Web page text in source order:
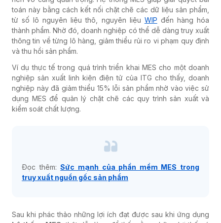
toán này bằng cách kết nối chặt chẽ các dữ liệu sản phẩm,
từ số lô nguyên liệu thô, nguyên liệu WIP đến hàng hóa
thành phẩm. Nhờ đó, doanh nghiệp có thể dễ dàng truy xuất
thông tin về từng lô hàng, giảm thiểu rủi ro vi phạm quy định
và thu hồi sản phẩm.
Ví dụ thực tế trong quá trình triển khai MES cho một doanh
nghiệp sản xuất linh kiện điện tử của ITG cho thấy, doanh
nghiệp này đã giảm thiểu 15% lỗi sản phẩm nhờ vào việc sử
dụng MES để quản lý chặt chẽ các quy trình sản xuất và
kiểm soát chất lượng.
Đọc thêm:Sức mạnh của phần mềm MES trong
truy xuất nguồn gốc sản phẩm
Sau khi phác thảo những lợi ích đạt được sau khi ứng dụng